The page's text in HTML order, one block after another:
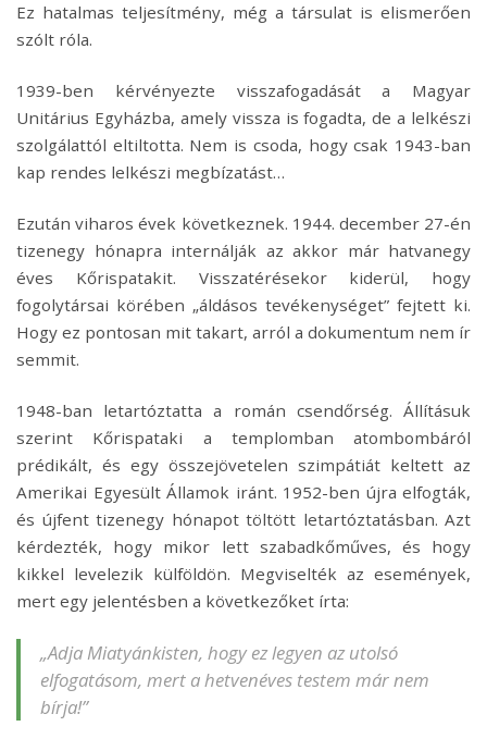
Ez hatalmas teljesítmény, még a társulat is elismerően
szólt róla.
1939-ben kérvényezte visszafogadását a Magyar
Unitárius Egyházba, amely vissza is fogadta, de a lelkészi
szolgálattól eltiltotta. Nem is csoda, hogy csak 1943-ban
kap rendes lelkészi megbízatást…
Ezután viharos évek következnek. 1944. december 27-én
tizenegy hónapra internálják az akkor már hatvanegy
éves Kőrispatakit. Visszatérésekor kiderül, hogy
fogolytársai körében „áldásos tevékenységet” fejtett ki.
Hogy ez pontosan mit takart, arról a dokumentum nem ír
semmit.
1948-ban letartóztatta a román csendőrség. Állításuk
szerint Kőrispataki a templomban atombombáról
prédikált, és egy összejövetelen szimpátiát keltett az
Amerikai Egyesült Államok iránt. 1952-ben újra elfogták,
és újfent tizenegy hónapot töltött letartóztatásban. Azt
kérdezték, hogy mikor lett szabadkőműves, és hogy
kikkel levelezik külföldön. Megviselték az események,
mert egy jelentésben a következőket írta:
„Adja Miatyánkisten, hogy ez legyen az utolsó
elfogatásom, mert a hetvenéves testem már nem
bírja!”